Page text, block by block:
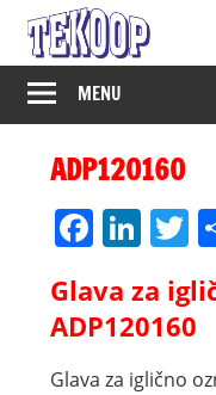
Skip
content
MENU
ADP120160
Glava za
ADP120160
Glava za iglično